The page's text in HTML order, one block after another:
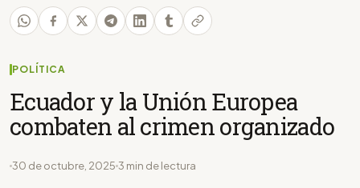
POLÍTICA
Ecuador y la Unión Europea
combaten al crimen organizado
30 de octubre, 2025 3 min de lectura